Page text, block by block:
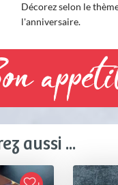
Décorez selon le
l'anniversaire.
aussi ...